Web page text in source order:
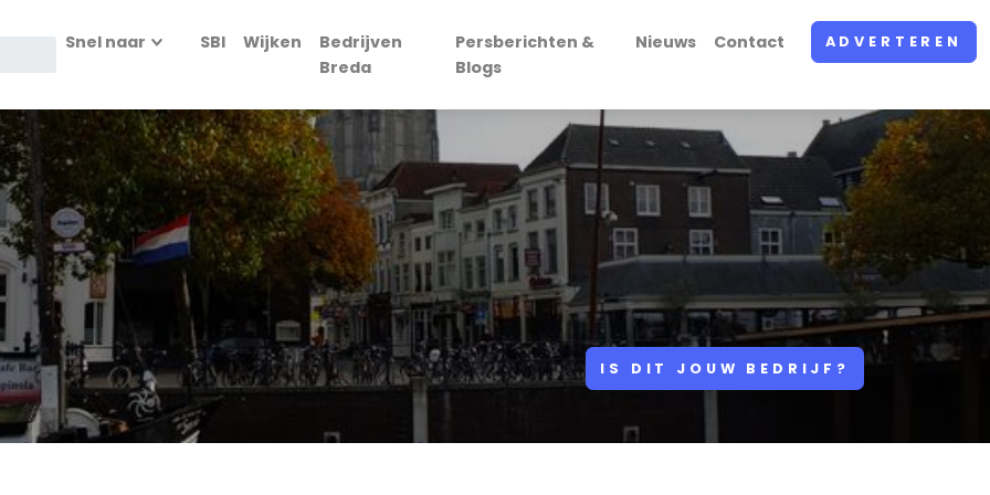
Snel naar SBI Wijken
Bedrijven
Breda
Persberichten &
Blogs
Nieuws Contact ADVERTEREN
IS DIT JOUW BEDRIJF?